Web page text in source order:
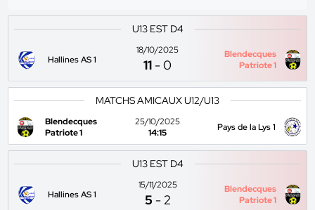
U13 EST D4
Hallines AS 1
18/10/2025
11 -0
Blendecques
Patriote 1
MATCHS AMICAUX U12/U13
Blendecques
Patriote 1
25/10/2025
14:15
Pays de la Lys 1
U13 EST D4
Hallines AS 1
15/11/2025
5 -2
Blendecques
Patriote 1